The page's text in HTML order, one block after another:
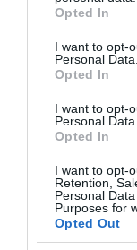
grant or deny
use your data for
consent section.
Opted In
I want to opt-
Personal Data.
Opted In
I want to opt-
Personal
Opted In
I want to opt-
Retention,
Personal
Purposes for
Opted Out
hat gyermeket
a melegek
Nem tudni, hogy
Annyi bizonyos,
nyilatkozott nem túl
Közölte, hogy ha
csak el kell
elmegy a kedve a
Veszélyes nővel